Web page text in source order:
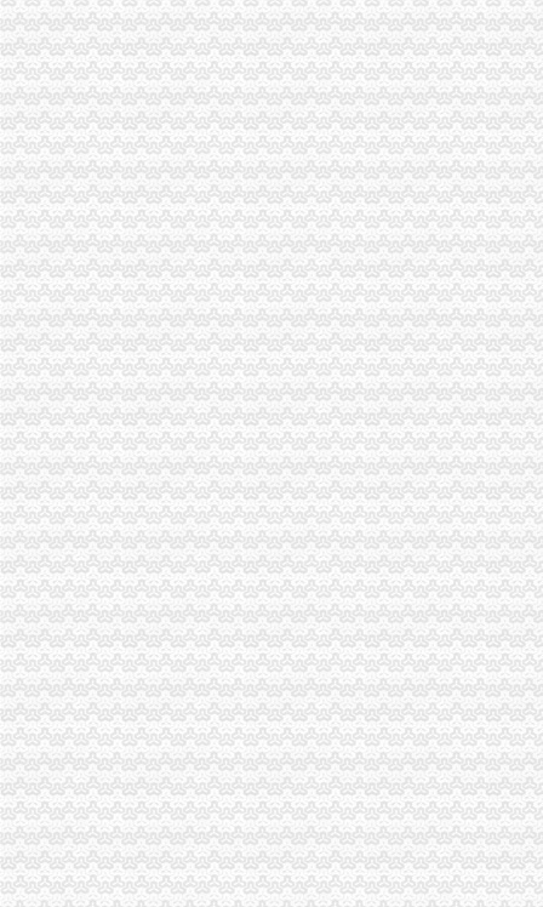
市怎么注册一般纳税人局进一步规范新闻媒体保健食品广告备案工作
永川工商局一般纳税人公司条件采取措施严防禽流感发生
三季度全市一般纳税人公司注册消费系统共受理消费者投诉5443件
市一般纳税人注册流程工商局建立服务质量评价系统
涪陵区工商分局深入开展“红盾护农”一般纳税人注册流程取得成效
北碚区工商分局一般纳税人怎么交税贴近农村服务到基层
丰都县工商局一般纳税人公司注册获该县行风评议民主测评第一名
郭翔副局一般纳税人注册流程长到城口县修齐高望工商所亲切看望田锡炳同志
江北局一般纳税人认定标准开展整宾馆旅店专卖店冒注册商标专用权专项行动